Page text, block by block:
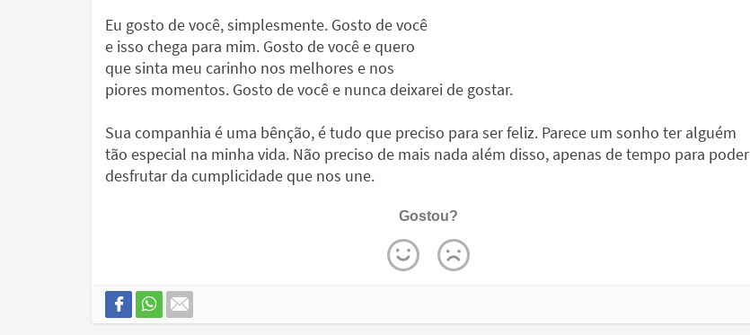
Eu gosto de você, simplesmente. Gosto de você
e isso chega para mim. Gosto de você e quero
que sinta meu carinho nos melhores e nos
piores momentos. Gosto de você e nunca deixarei de gostar.
Sua companhia é uma bênção, é tudo que preciso para ser feliz. Parece um sonho ter alguém
tão especial na minha vida. Não preciso de mais nada além disso, apenas de tempo para poder
desfrutar da cumplicidade que nos une.
Gostou?